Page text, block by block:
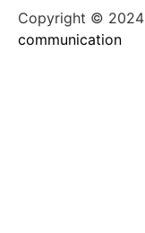
Copyright © 2024 |
communication